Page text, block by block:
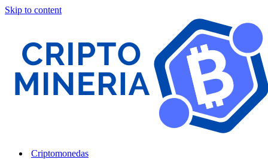
Skip to content
Criptomonedas